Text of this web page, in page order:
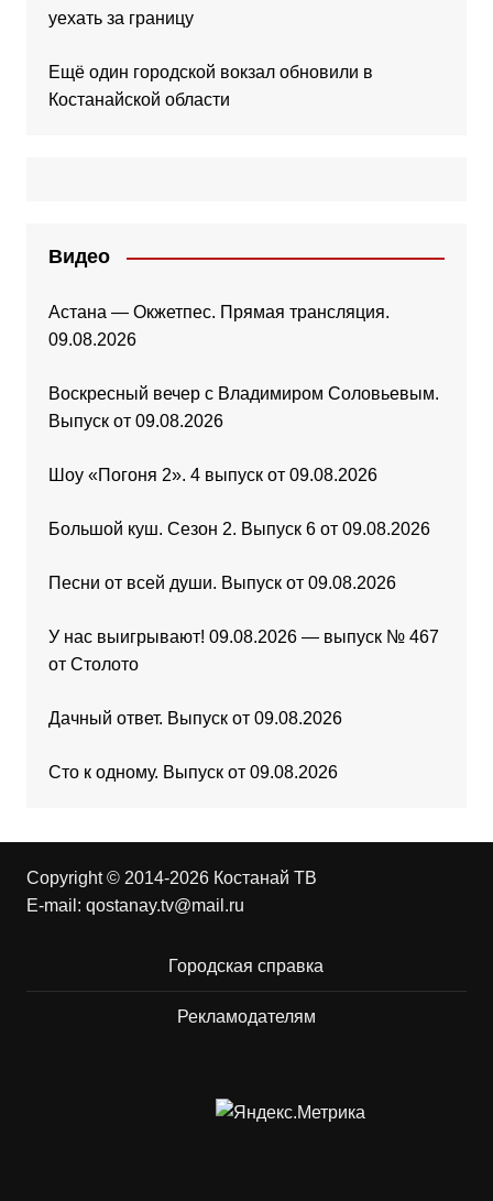
уехать за границу
Ещё один городской вокзал обновили в
Костанайской области
Видео
Астана — Окжетпес. Прямая трансляция.
09.08.2026
Воскресный вечер с Владимиром Соловьевым.
Выпуск от 09.08.2026
Шоу «Погоня 2». 4 выпуск от 09.08.2026
Большой куш. Сезон 2. Выпуск 6 от 09.08.2026
Песни от всей души. Выпуск от 09.08.2026
У нас выигрывают! 09.08.2026 — выпуск № 467
от Столото
Дачный ответ. Выпуск от 09.08.2026
Сто к одному. Выпуск от 09.08.2026
Copyright © 2014-2026 Костанай ТВ
E-mail: qostanay.tv@mail.ru
Городская справка
Рекламодателям